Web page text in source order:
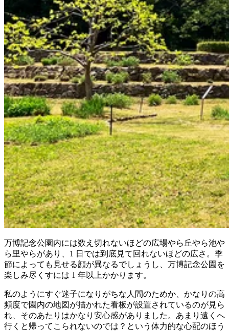
万博記念公園内には数え切れないほどの広場やら丘やら池や
ら里やらがあり、1 日では到底見て回れないほどの広さ。季
節によっても見せる顔が異なるでしょうし、万博記念公園を
楽しみ尽くすには 1 年以上かかります。
私のようにすぐ迷子になりがちな人間のためか、かなりの高
頻度で園内の地図が描かれた看板が設置されているのが見ら
れ、そのあたりはかなり安心感がありました。あまり遠くへ
行くと帰ってこられないのでは？という体力的な心配のほう